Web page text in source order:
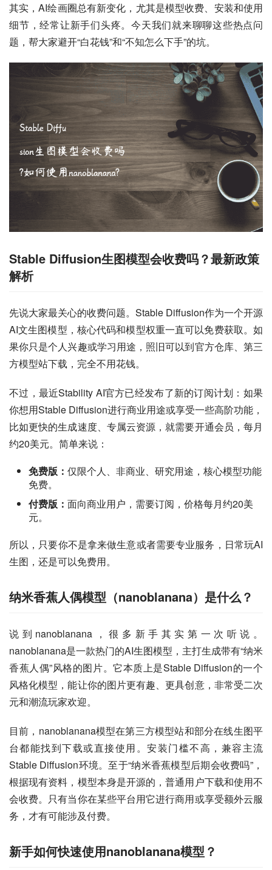
其实，AI绘画圈总有新变化，尤其是模型收费、安装和使用
细节，经常让新手们头疼。今天我们就来聊聊这些热点问
题，帮大家避开“白花钱”和“不知怎么下手”的坑。
Stable Diffusion生图模型会收费吗？最新政策
解析
先说大家最关心的收费问题。Stable Diffusion作为一个开源
AI文生图模型，核心代码和模型权重一直可以免费获取。如
果你只是个人兴趣或学习用途，照旧可以到官方仓库、第三
方模型站下载，完全不用花钱。
不过，最近Stability AI官方已经发布了新的订阅计划：如果
你想用Stable Diffusion进行商业用途或享受一些高阶功能，
比如更快的生成速度、专属云资源，就需要开通会员，每月
约20美元。简单来说：
免费版： 仅限个人、非商业、研究用途，核心模型功能
免费。
付费版： 面向商业用户，需要订阅，价格每月约20美
元。
所以，只要你不是拿来做生意或者需要专业服务，日常玩AI
生图，还是可以免费用。
纳米香蕉人偶模型（nanoblanana）是什么？
说到nanoblanana，很多新手其实第一次听说。
nanoblanana是一款热门的AI生图模型，主打生成带有“纳米
香蕉人偶”风格的图片。它本质上是Stable Diffusion的一个
风格化模型，能让你的图片更有趣、更具创意，非常受二次
元和潮流玩家欢迎。
目前，nanoblanana模型在第三方模型站和部分在线生图平
台都能找到下载或直接使用。安装门槛不高，兼容主流
Stable Diffusion环境。至于“纳米香蕉模型后期会收费吗”，
根据现有资料，模型本身是开源的，普通用户下载和使用不
会收费。只有当你在某些平台用它进行商用或享受额外云服
务，才有可能涉及付费。
新手如何快速使用nanoblanana模型？